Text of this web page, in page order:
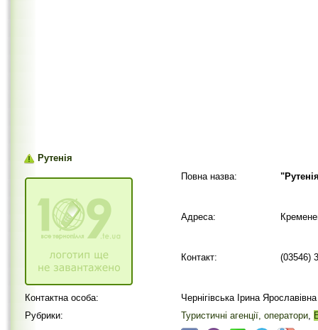
Рутенія
Повна назва:
Адреса:
Контакт: (03546)
Контактна особа:
Чернігівська Ірина Ярославівна
Рубрики:
Туристичні агенції, оператори,